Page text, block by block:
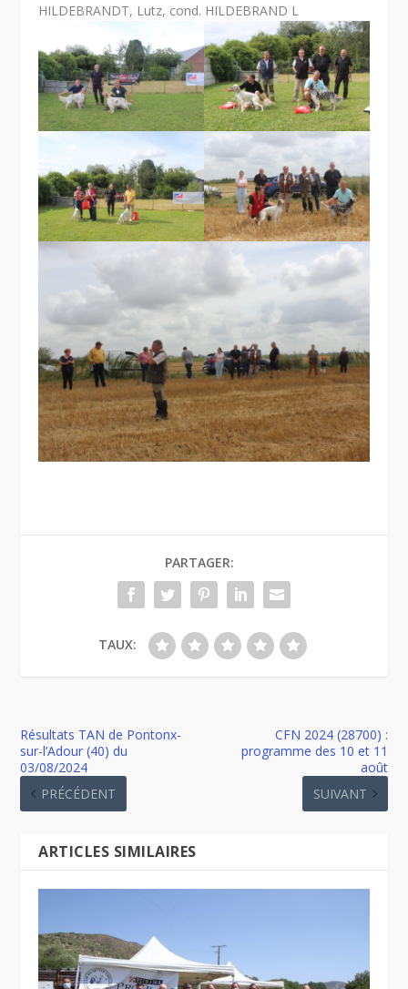
HILDEBRANDT, Lutz, cond. HILDEBRAND L
PARTAGER:
TAUX:
Résultats TAN de Pontonx-
sur-l’Adour (40) du
03/08/2024
PRÉCÉDENT
CFN 2024 (28700) :
programme des 10 et 11
août
SUIVANT
ARTICLES SIMILAIRES